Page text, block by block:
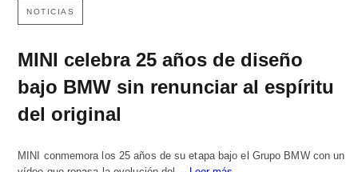
NOTICIAS
MINI celebra 25 años de diseño
bajo BMW sin renunciar al espíritu
del original
MINI conmemora los 25 años de su etapa bajo el Grupo BMW con un